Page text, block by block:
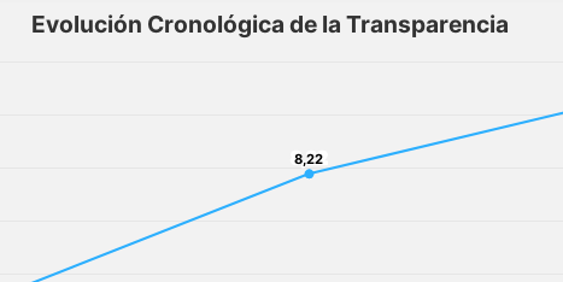
Evolución Cronológica de la Transparencia
8,22
8,22